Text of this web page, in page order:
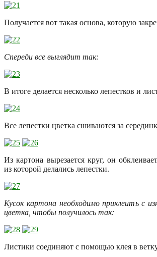
Получается вот такая основа, которую
Спереди все выглядит так:
В итоге делается несколько лепестков и
Все лепестки цветка сшиваются за
Из картона вырезается круг, он
из которой делались лепестки.
Кусок картона необходимо приклеить с
цветка, чтобы получилось так:
Листики соединяют с помощью клея в